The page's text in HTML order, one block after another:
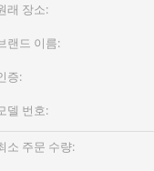
래 장소:
랜드 이름:
증:
델 번호:
소 주문 수량: